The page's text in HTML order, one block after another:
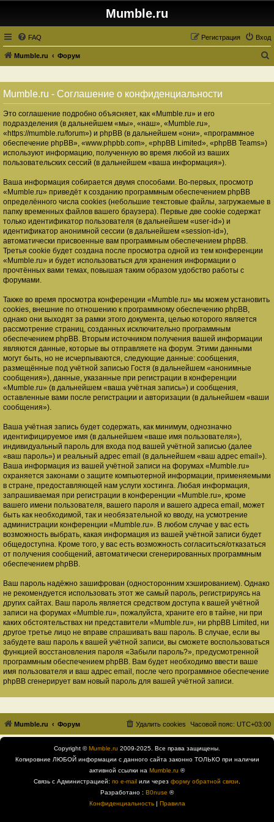
Mumble.ru
FAQ Вход
Регистрация
Mumble.ru Форум
и
Mumble.ru - Соглашение о конфиденциальности
Это соглашение подробно объясняет, как «Mumble.ru» и его
подразделения (в дальнейшем «мы», «наш», «Mumble.ru»,
«https://mumble.ru/forum») и phpBB (в дальнейшем «они», «программное
обеспечение phpBB», «www.phpbb.com», «phpBB Limited», «phpBB Teams»)
используют информацию, полученную во время любой из ваших
пользовательских сессий (в дальнейшем «ваша информация»).
Ваша информация собирается двумя способами. Во-первых, просмотр
«Mumble.ru» приведёт к созданию программным обеспечением phpBB
определённого числа cookies (небольшие текстовые файлы, загружаемые в
папку временных файлов вашего браузера). Первые две cookie содержат
только идентификатор пользователя (в дальнейшем «user-id») и
идентификатор анонимной сессии (в дальнейшем «session-id»),
автоматически присвоенные вам программным обеспечением phpBB.
Третья cookie будет создана после просмотра одной из тем конференции
«Mumble.ru» и будет использоваться для хранения информации о
прочтённых вами темах, повышая таким образом удобство работы с
форумами.
Также во время просмотра конференции «Mumble.ru» мы можем установить
cookies, внешние по отношению к программному обеспечению phpBB,
однако они выходят за рамки этого документа, целью которого является
рассмотрение страниц, созданных исключительно программным
обеспечением phpBB. Вторым источником получения вашей информации
являются данные, которые вы отправляете на форум. Этими данными
могут быть, но не исчерпываются, следующие данные: сообщения,
размещённые под учётной записью Гостя (в дальнейшем «анонимные
сообщения»), данные, указанные при регистрации в конференции
«Mumble.ru» (в дальнейшем «ваша учётная запись») и сообщения,
оставленные вами после регистрации и авторизации (в дальнейшем «ваши
сообщения»).
Ваша учётная запись будет содержать, как минимум, однозначно
идентифицируемое имя (в дальнейшем «ваше имя пользователя»),
индивидуальный пароль для входа под вашей учётной записью (далее
«ваш пароль») и реальный адрес email (в дальнейшем «ваш адрес email»).
Ваша информация из вашей учётной записи на форумах «Mumble.ru»
охраняется законами о защите компьютерной информации, применяемыми
в стране, предоставляющей нам услуги хостинга. Любая информация,
запрашиваемая при регистрации в конференции «Mumble.ru», кроме
вашего имени пользователя, вашего пароля и вашего адреса email, может
быть как необходимой, так и необязательной ко вводу, на усмотрение
администрации конференции «Mumble.ru». В любом случае у вас есть
возможность выбрать, какая информация из вашей учётной записи будет
общедоступна. Кроме того, у вас есть возможность согласиться/отказаться
от получения сообщений, автоматически сгенерированных программным
обеспечением phpBB.
Ваш пароль надёжно зашифрован (односторонним хэшированием). Однако
не рекомендуется использовать этот же самый пароль, регистрируясь на
других сайтах. Ваш пароль является средством доступа к вашей учётной
записи на форумах «Mumble.ru», пожалуйста, храните его в тайне, ни при
каких обстоятельствах ни представители «Mumble.ru», ни phpBB Limited, ни
другое третье лицо не вправе спрашивать ваш пароль. В случае, если вы
забудете ваш пароль к вашей учётной записи, вы сможете воспользоваться
функцией восстановления пароля «Забыли пароль?», предусмотренной
программным обеспечением phpBB. Вам будет необходимо ввести ваше
имя пользователя и ваш адрес email, после чего программное обеспечение
phpBB сгенерирует вам новый пароль для вашей учётной записи.
Mumble.ru Форум Часовой пояс: UTC+03:00
Удалить cookies
Copyright ©Mumble.ru 2009-2025. Все права защищены.
Копировние ЛЮБОЙ информации с данного сайта законно ТОЛЬКО при наличии
активной ссылки на Mumble.ru ®
Связь с Администрацией: по e-mail или через форму обратной связи
Разработано : B0nuse ®
Конфиденциальность| Правила